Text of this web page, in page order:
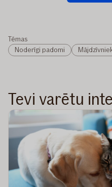
Tēmas
Noderīgi padomi
Tevi varētu